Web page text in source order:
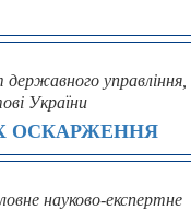
управління,
України
ОСКАРЖЕННЯ
науково-експертне